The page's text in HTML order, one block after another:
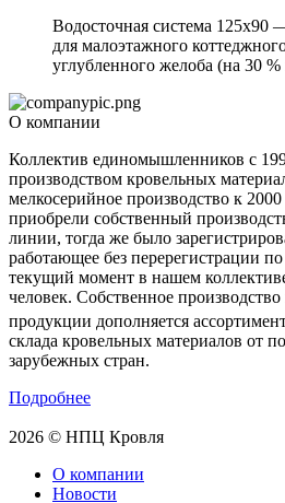
Водосточная система 125х90
для малоэтажного
углубленного желоба (на 30
О компании
Коллектив единомышленников с
производством кровельных
мелкосерийное производство к
приобрели собственный
линии, тогда же было
работающее без перерегистрации
текущий момент в нашем
человек. Собственное
продукции дополняется
склада кровельных материалов от
зарубежных стран.
Подробнее
2026 © НПЦ Кровля
О компании
Новости